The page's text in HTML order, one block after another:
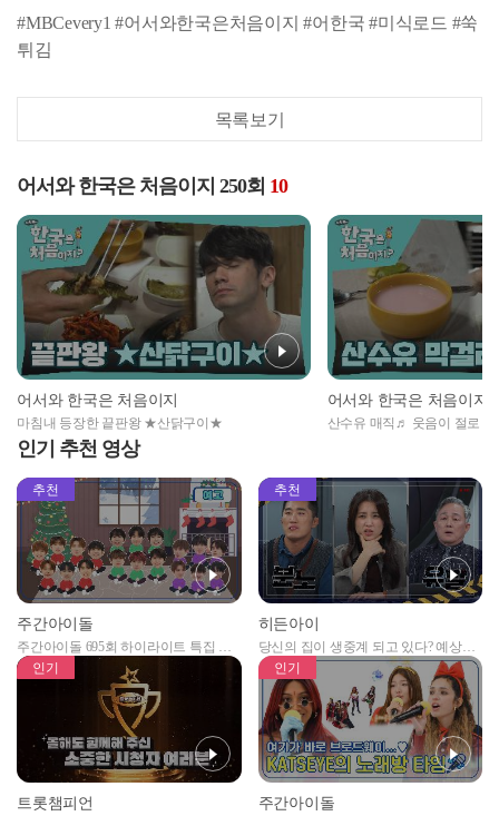
#MBCevery1 #어서와한국은처음이지 #어한국 #미식로드 #쑥
튀김
목록보기
어서와 한국은 처음이지 250회 10
어서와 한국은 처음이지
마침내 등장한 끝판왕 ★산닭구이★
어서와 한국은 처음이지
산수유 매직♬ 웃음이 절로
인기 추천 영상
추천
주간아이돌
주간아이돌 695회 하이라이트 특집 남
자아이돌편 예고
추천
히든아이
당신의 집이 생중계 되고 있다? 예상치
못한 곳에서 일어나는 불법촬영 범죄!
인기
트롯챔피언
인기
주간아이돌